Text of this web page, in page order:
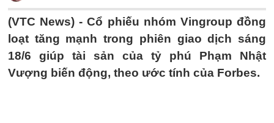
(VTC News) -Cổ phiếu nhóm Vingroup đồng
loạt tăng mạnh trong phiên giao dịch sáng
18/6 giúp tài sản của tỷ phú Phạm Nhật
Vượng biến động, theo ước tính của Forbes.